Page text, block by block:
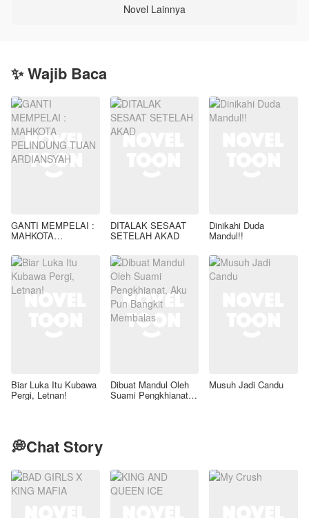
Novel Lainnya
✨ Wajib Baca
GANTI MEMPELAI :
MAHKOTA
ARDIANSYAH
DITALAK SESAAT
SETELAH AKAD
Dinikahi Duda
Mandul!!
Biar Luka Itu Kubawa
Pergi, Letnan!
Dibuat Mandul Oleh
Suami Pengkhianat,
Musuh Jadi Candu
💭Chat Story